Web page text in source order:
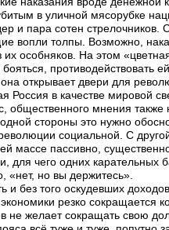
в уличной мясорубке
и пара сотен стрелочников.
вопли толпы. Возможно,
их особняков. На этом
противодействовать
она открывает двери для
Россия в качестве мировой
общественного мнения также
стороны это нужно
социальной. С
массе пассивно,
для чего одних карательных
«нет, но вы держитесь».
и без того оскудевших
резко сокращается
не желает сокращать свою